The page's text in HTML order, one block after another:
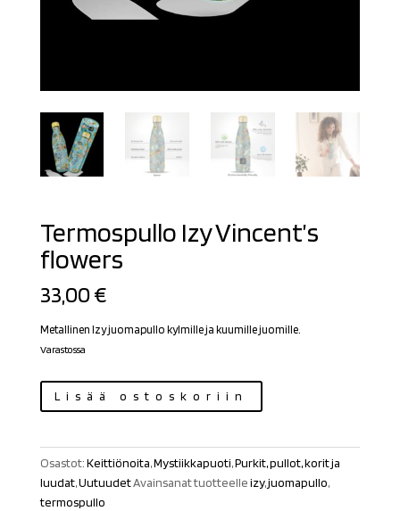
Termospullo Izy Vincent’s
flowers
33,00€
Metallinen Izy juomapullo kylmille ja kuumille juomille.
Varastossa
Izy
flowers
määrä
Lisää ostoskoriin
Osastot:Keittiönoita,Mystiikkapuoti,Purkit, pullot, korit ja
luudat,UutuudetAvainsanat tuotteelleizy,juomapullo,
termospullo